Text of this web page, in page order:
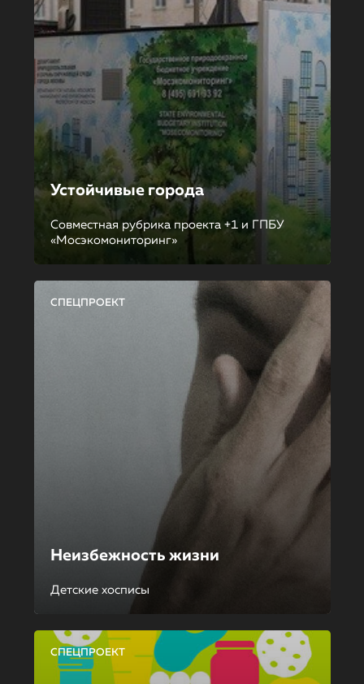
Устойчивые города
Совместная рубрика проекта +1 и ГПБУ
«Мосэкомониторинг»
СПЕЦПРОЕКТ
Неизбежность жизни
Детские хосписы
СПЕЦПРОЕКТ